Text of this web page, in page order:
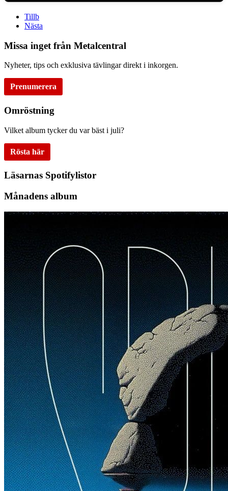
Tillb
Nästa
Missa inget från Metalcentral
Nyheter, tips och exklusiva tävlingar direkt i inkorgen.
Prenumerera
Omröstning
Vilket album tycker du var bäst i juli?
Rösta här
Läsarnas Spotifylistor
Månadens album